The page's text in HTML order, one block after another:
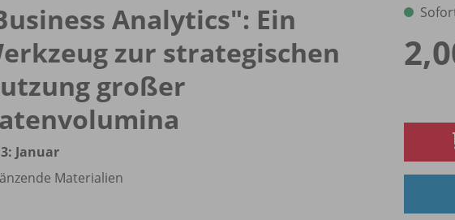
Analytics": Ein
zur strategischen
großer
Januar
Materialien